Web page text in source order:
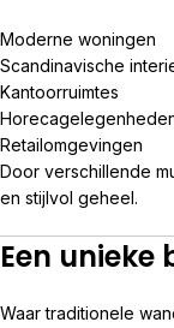
Moderne woningen
Scandinavische
Kantoorruimtes
Retailomgevingen
Door verschillende
en stijlvol geheel.
Een
Waar traditionele